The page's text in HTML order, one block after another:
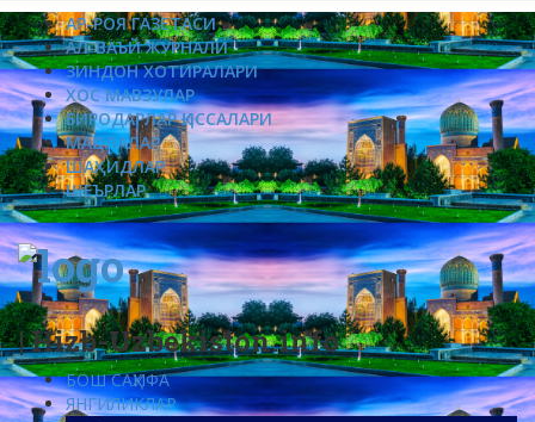
АР-РОЯ ГАЗЕТАСИ
АЛ-ВАЪЙ ЖУРНАЛИ
ЗИНДОН ХОТИРАЛАРИ
ХОС МАВЗУЛАР
БИРОДАРЛАР ҚИССАЛАРИ
МАҚОЛАЛАР
ШАҲИДЛАР
ШЕЪРЛАР
| Hizb-Uzbekiston.info
БОШ САҲИФА
ЯНГИЛИКЛАР